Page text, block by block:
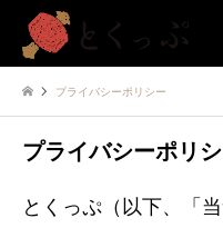
プライバシーポリシー
プライバシーポリ
とくっぷ（以下、「